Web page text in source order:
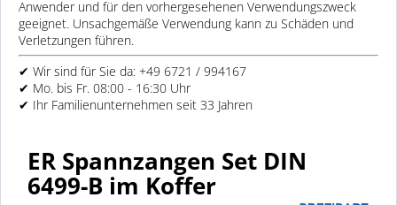
Anwender und für den vorhergesehenen Verwendungszweck
geeignet. Unsachgemäße Verwendung kann zu Schäden und
Verletzungen führen.
✔ Wir sind für Sie da: +49 6721 / 994167
✔ Mo. bis Fr. 08:00 - 16:30 Uhr
✔ Ihr Familienunternehmen seit 33 Jahren
ER Spannzangen Set DIN
6499-B im Koffer